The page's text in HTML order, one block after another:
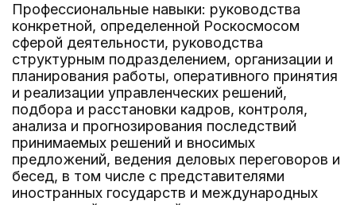
Профессиональные навыки: руководства
конкретной, определенной Роскосмосом
сферой деятельности, руководства
структурным подразделением, организации и
планирования работы, оперативного принятия
и реализации управленческих решений,
подбора и расстановки кадров, контроля,
анализа и прогнозирования последствий
принимаемых решений и вносимых
предложений, ведения деловых переговоров и
бесед, в том числе с представителями
иностранных государств и международных